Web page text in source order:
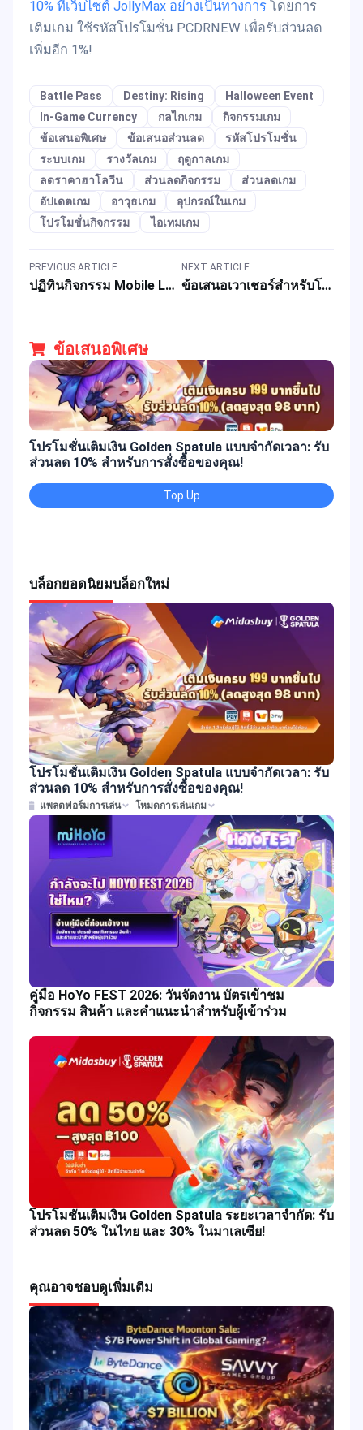
10% ที่เว็บไซต์ JollyMax อย่างเป็นทางการ โดยการ
เติมเกม ใช้รหัสโปรโมชั่น PCDRNEW เพื่อรับส่วนลด
เพิ่มอีก 1%!
Battle Pass Destiny: Rising
Halloween Event
In-Game Currency
กลไกเกม
กิจกรรมเกม
ข้อเสนอพิเศษ
ข้อเสนอส่วนลด
รหัสโปรโมชั่น
ระบบเกม
รางวัลเกม
ฤดูกาลเกม
ลดราคาฮาโลวีน
ส่วนลดกิจกรรม
ส่วนลดเกม
อัปเดตเกม
อาวุธเกม
อุปกรณ์ในเกม
โปรโมชั่นกิจกรรม
ไอเทมเกม
PREVIOUS ARTICLE
ปฏิทินกิจกรรม Mobile Legends: Bang Bang ประจำเดือนพฤศจิกายน 2025 พร้อมข้อเสนอพิเศษ
NEXT ARTICLE
ข้อเสนอเวาเชอร์สำหรับโปรโมชั่นลดราคา 11.11 ปี 2025 พร้อมคูปองส่วนลด
ข้อเสนอพิเศษ
โปรโมชั่นเติมเงิน Golden Spatula แบบจำกัดเวลา: รับ
ส่วนลด 10% สำหรับการสั่งซื้อของคุณ!
Top Up
บล็อกยอดนิยมบล็อกใหม่
โปรโมชั่นเติมเงิน Golden Spatula แบบจำกัดเวลา: รับ
ส่วนลด 10% สำหรับการสั่งซื้อของคุณ!
แพลตฟอร์มการเล่น โหมดการเล่นเกม
คู่มือ HoYo FEST 2026: วันจัดงาน บัตรเข้าชม
กิจกรรม สินค้า และคำแนะนำสำหรับผู้เข้าร่วม
โปรโมชั่นเติมเงิน Golden Spatula ระยะเวลาจำกัด: รับ
ส่วนลด 50% ในไทย และ 30% ในมาเลเซีย!
คุณอาจชอบดูเพิ่มเติม